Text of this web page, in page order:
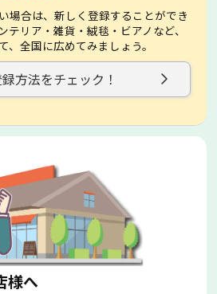
場合は、新しく登録することができ
テリア・雑貨・絨毯・ビアノなど、
、全国に広めてみましょう。
方法をチェック！
様へ